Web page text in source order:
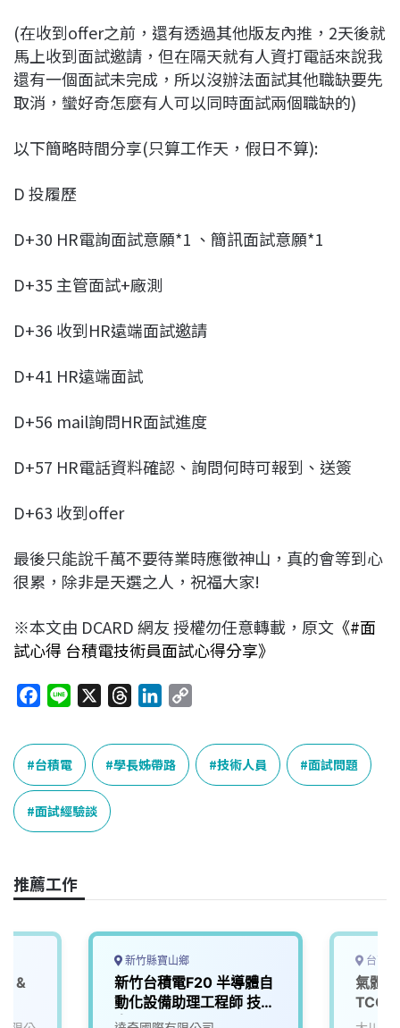
(在收到offer之前，還有透過其他版友內推，2天後就
馬上收到面試邀請，但在隔天就有人資打電話來說我
還有一個面試未完成，所以沒辦法面試其他職缺要先
取消，蠻好奇怎麼有人可以同時面試兩個職缺的)
以下簡略時間分享(只算工作天，假日不算):
D 投履歷
D+30 HR電詢面試意願*1 、簡訊面試意願*1
D+35 主管面試+廠測
D+36 收到HR遠端面試邀請
D+41 HR遠端面試
D+56 mail詢問HR面試進度
D+57 HR電話資料確認、詢問何時可報到、送簽
D+63 收到offer
最後只能說千萬不要待業時應徵神山，真的會等到心
很累，除非是天選之人，祝福大家!
※本文由 DCARD 網友 授權勿任意轉載，原文 《#面
試心得 台積電技術員面試心得分享》
c
e
b
o
o
n
e
r
e
a
n
k
e
y
台積電 學長姊帶路 技術人員 面試問題
面試經驗談
推薦工作
&
新竹縣寶山鄉
新竹台積電F20 半導體自
動化設備助理工程師 技術
人員
台南
氣體
tsmc)